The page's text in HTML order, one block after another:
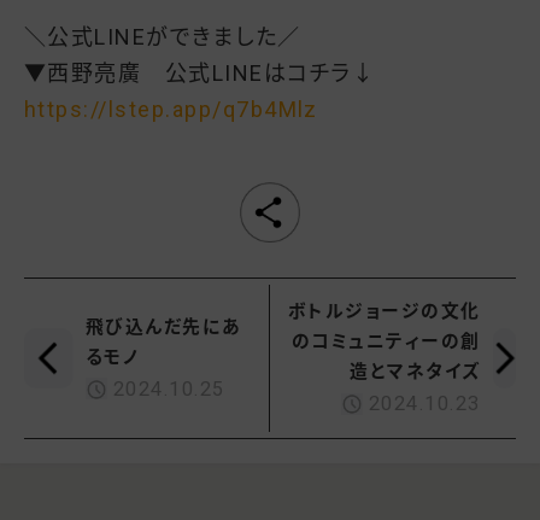
＼公式LINEができました／
▼西野亮廣 公式LINEはコチラ↓
https://lstep.app/q7b4Mlz
飛び込んだ先にあ
るモノ
2024.10.25
ボトルジョージの文化
のコミュニティーの創
造とマネタイズ
2024.10.23